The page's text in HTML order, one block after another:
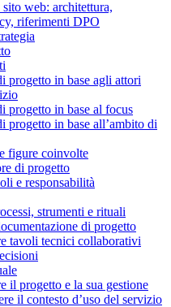
web: architettura,
riferimenti DPO
progetto in base agli attori
progetto in base al focus
progetto in base all’ambito di
figure coinvolte
di progetto
e responsabilità
strumenti e rituali
di progetto
tavoli tecnici collaborativi
il progetto e la sua gestione
il contesto d’uso del servizio